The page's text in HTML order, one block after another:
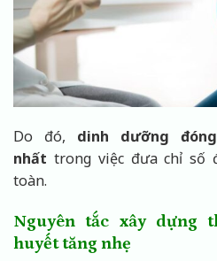
Do đó, dinh dưỡng
nhất trong việc đưa chỉ số
toàn.
Nguyên tắc xây dựng
huyết tăng nhẹ